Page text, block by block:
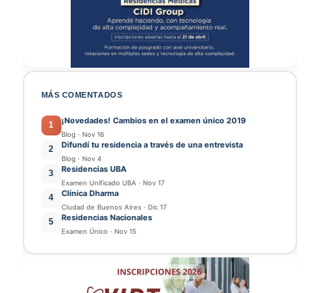
MÁS COMENTADOS
1 ¡Novedades! Cambios en el examen único 2019
Blog · Nov 16
2 Difundí tu residencia a través de una entrevista
Blog · Nov 4
3 Residencias UBA
Examen Unificado UBA · Nov 17
4 Clínica Dharma
Ciudad de Buenos Aires · Dic 17
5 Residencias Nacionales
Examen Único · Nov 15